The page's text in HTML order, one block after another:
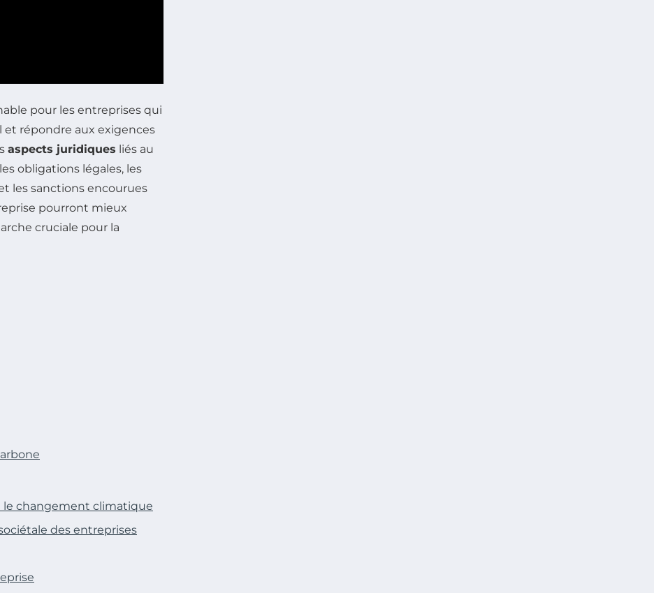
pour les entreprises qui
répondre aux exigences
aspects juridiques liés au
obligations légales, les
les sanctions encourues
pourront mieux
cruciale pour la
le changement climatique
des entreprises